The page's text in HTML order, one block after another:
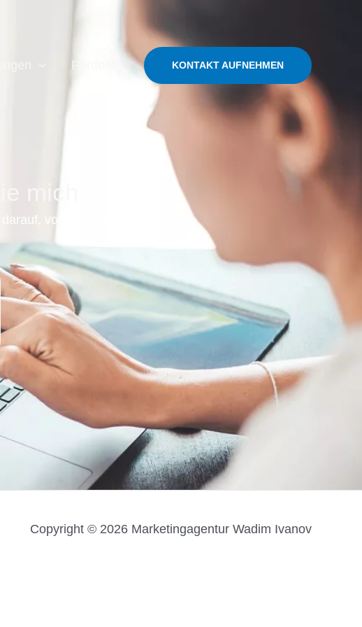
Portfolio KONTAKT AUFNEHMEN
mich
von Ihnen zu hören und
Copyright © 2026 Marketingagentur Wadim Ivanov